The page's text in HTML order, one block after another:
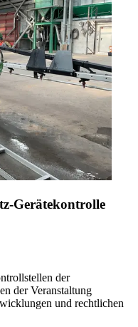
Gerätekontrolle
der
der Veranstaltung
und rechtlichen